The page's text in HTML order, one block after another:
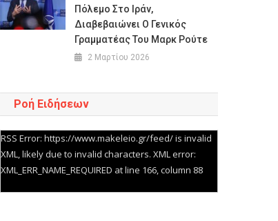
Πόλεμο Στο Ιράν,
Διαβεβαιώνει Ο Γενικός
Γραμματέας Του Μαρκ Ρούτε
2 Μαρτίου 2026
Ροή Ειδήσεων
RSS Error: https://www.makeleio.gr/feed/ is invalid
XML, likely due to invalid characters. XML error:
XML_ERR_NAME_REQUIRED at line 166, column 88